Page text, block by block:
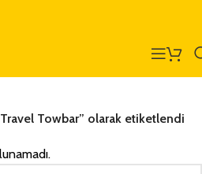
Towbar” olarak etiketlendi